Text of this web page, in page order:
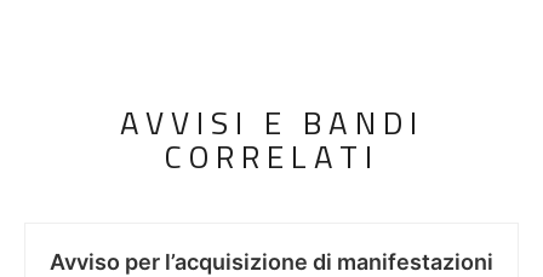
AVVISI E BANDI
CORRELATI
Avviso per l’acquisizione di manifestazioni